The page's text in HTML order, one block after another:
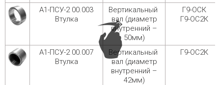
А1-ПСУ-2 00.003
Втулка
Вертикальный
вал (диаметр
внутренний –
50мм)
Г9-ОСК
Г9-ОС2К
А1-ПСУ-2 00.007
Втулка
Вертикальный
вал (диаметр
внутренний –
42мм)
Г9-ОС2К